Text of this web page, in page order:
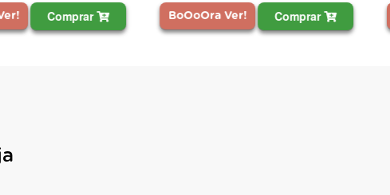
BoOoOra Ver! Comprar BoOoOra